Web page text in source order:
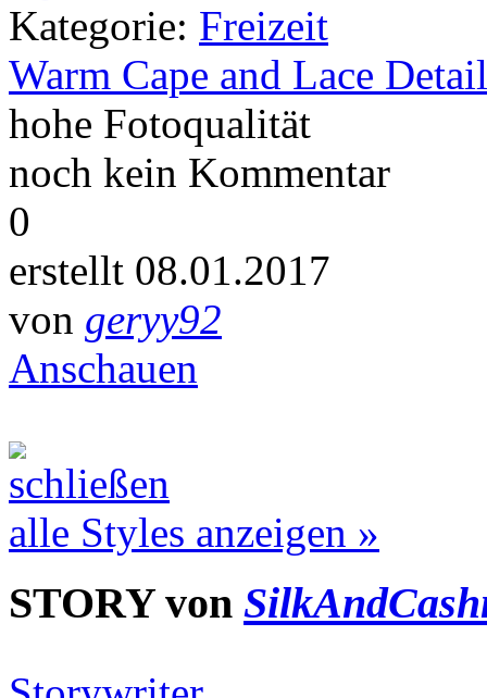
Kategorie: Freizeit
Warm Cape and Lace
hohe Fotoqualität
noch kein Kommentar
0
erstellt 08.01.2017
von geryy92
Anschauen
alle Styles anzeigen »
STORY von